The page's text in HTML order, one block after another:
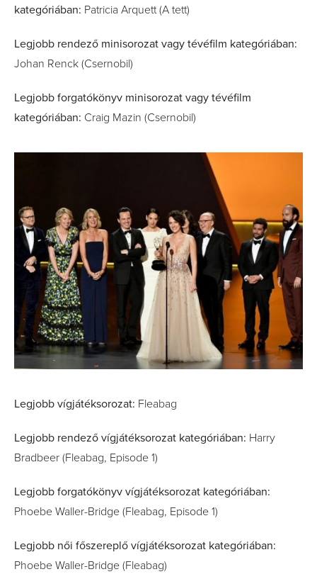
kategóriában: Patricia Arquett (A tett)
Legjobb rendező minisorozat vagy tévéfilm kategóriában:
Johan Renck (Csernobil)
Legjobb forgatókönyv minisorozat vagy tévéfilm
kategóriában: Craig Mazin (Csernobil)
Legjobb vígjátéksorozat: Fleabag
Legjobb rendező vígjátéksorozat kategóriában: Harry
Bradbeer (Fleabag, Episode 1)
Legjobb forgatókönyv vígjátéksorozat kategóriában:
Phoebe Waller-Bridge (Fleabag, Episode 1)
Legjobb női főszereplő vígjátéksorozat kategóriában:
Phoebe Waller-Bridge (Fleabag)